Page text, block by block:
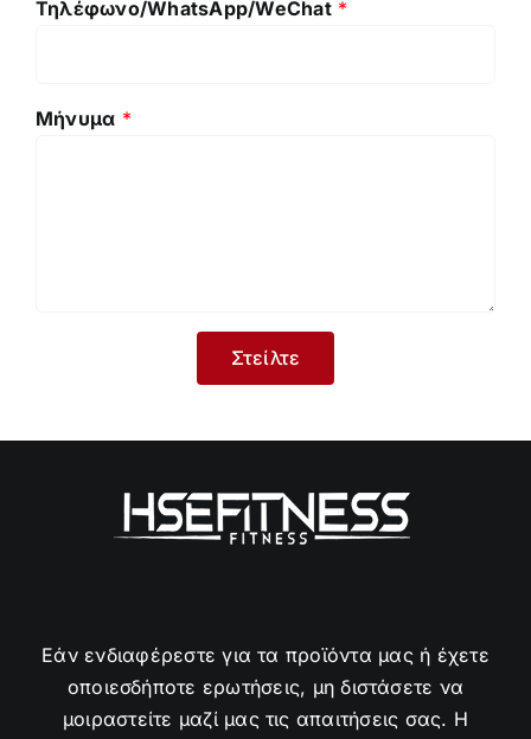
Τηλέφωνο/WhatsApp/WeChat *
Μήνυμα *
Εάν ενδιαφέρεστε για τα προϊόντα μας ή έχετε
οποιεσδήποτε ερωτήσεις, μη διστάσετε να
μοιραστείτε μαζί μας τις απαιτήσεις σας. Η